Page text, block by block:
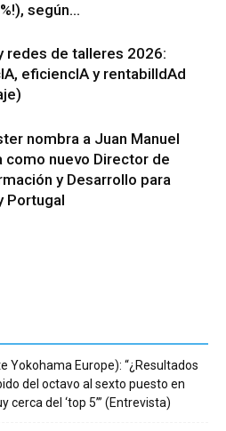
según...
redes de talleres 2026:
eficiencIA y rentabilIdAd
nombra a Juan Manuel
como nuevo Director de
y Desarrollo para
Portugal
Yokohama Europe): “¿Resultados
del octavo al sexto puesto en
cerca del ‘top 5’” (Entrevista)